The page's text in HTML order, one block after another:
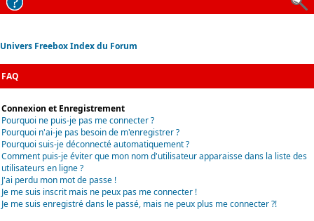
Univers Freebox Index du Forum
FAQ
Connexion et Enregistrement
Pourquoi ne puis-je pas me connecter ?
Pourquoi n'ai-je pas besoin de m'enregistrer ?
Pourquoi suis-je déconnecté automatiquement ?
Comment puis-je éviter que mon nom d'utilisateur apparaisse dans la liste des
utilisateurs en ligne ?
J'ai perdu mon mot de passe !
Je me suis inscrit mais ne peux pas me connecter !
Je me suis enregistré dans le passé, mais ne peux plus me connecter ?!